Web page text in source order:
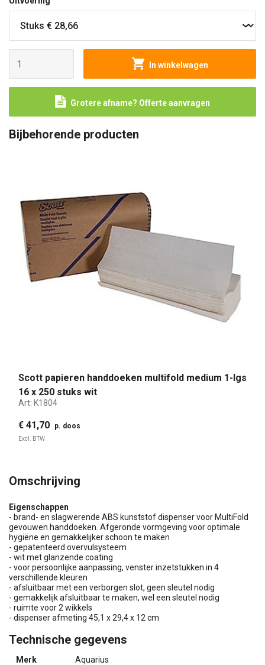
In winkelwagen
Grotere afname? Offerte aanvragen
Bijbehorende producten
Scott papieren handdoeken multifold medium 1-lgs
16 x 250 stuks wit
Art: K1804
€ 41,70 p. doos
Excl. BTW
Omschrijving
Eigenschappen
- brand- en slagwerende ABS kunststof dispenser voor MultiFold
gevouwen handdoeken. Afgeronde vormgeving voor optimale
hygiëne en gemakkelijker schoon te maken
- gepatenteerd overvulsysteem
- wit met glanzende coating
- voor persoonlijke aanpassing, venster inzetstukken in 4
verschillende kleuren
- afsluitbaar met een verborgen slot, geen sleutel nodig
- gemakkelijk afsluitbaar te maken, wel een sleutel nodig
- ruimte voor 2 wikkels
- dispenser afmeting 45,1 x 29,4 x 12 cm
Technische gegevens
Merk Aquarius